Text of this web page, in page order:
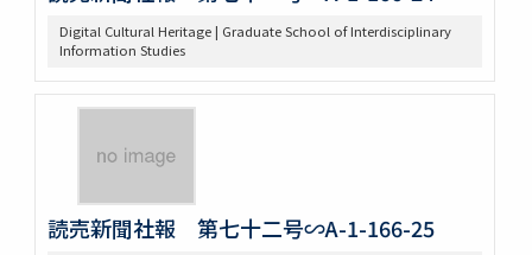
Digital Cultural Heritage | Graduate School of Interdisciplinary
Information Studies
読売新聞社報 第七十二号∽A-1-166-25